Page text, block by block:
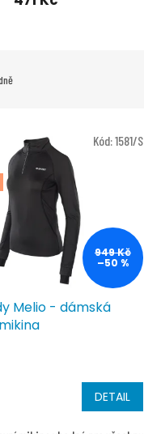
949 Kč
–50 %
Melio - dámská
DETAIL
Kód:1581/S